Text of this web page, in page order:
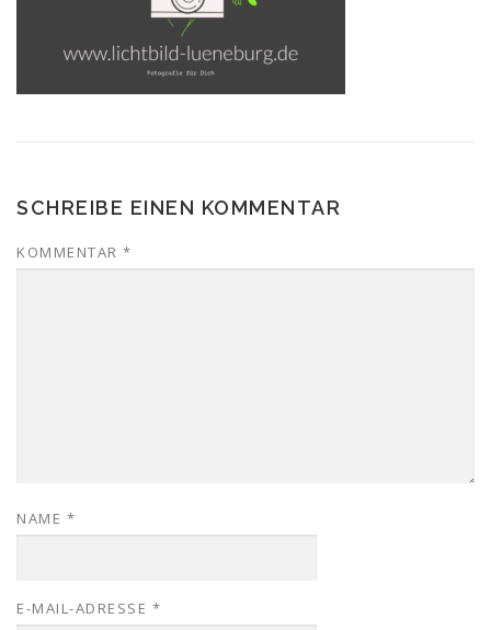
SCHREIBE EINEN KOMMENTAR
KOMMENTAR *
NAME *
E-MAIL-ADRESSE *